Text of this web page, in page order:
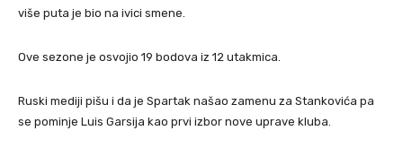
više puta je bio na ivici smene.
Ove sezone je osvojio 19 bodova iz 12 utakmica.
Ruski mediji pišu i da je Spartak našao zamenu za Stankovića pa
se pominje Luis Garsija kao prvi izbor nove uprave kluba.